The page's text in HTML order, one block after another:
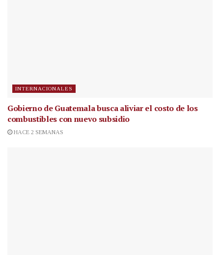
INTERNACIONALES
Gobierno de Guatemala busca aliviar el costo de los
combustibles con nuevo subsidio
HACE 2 SEMANAS